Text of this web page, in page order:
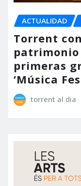
ACTUALIDAD
Torrent
primeras
‘Música
torrent al dia